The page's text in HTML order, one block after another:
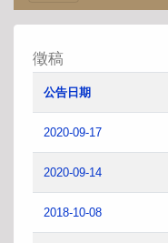
徵稿
公告日期
2020-09-17
2020-09-14
2018-10-08